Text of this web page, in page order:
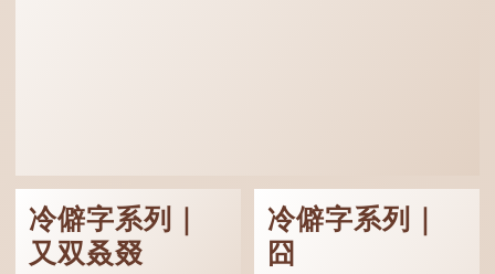
冷僻字系列｜
又双叒叕
冷僻字系列｜
囧